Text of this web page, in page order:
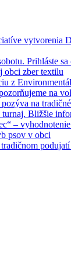
vytvorenia
Prihláste
obci zber textilu
z
na
na
Bližšie
–
psov v obci